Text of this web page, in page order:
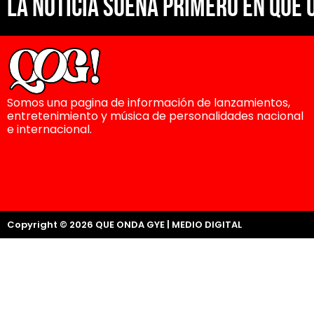
La noticia suena primero en Que
Somos una pagina de información de lanzamientos,
entretenimiento y música de personalidades nacional
e internacional.
Copyright © 2026 QUE ONDA GYE | MEDIO DIGITAL